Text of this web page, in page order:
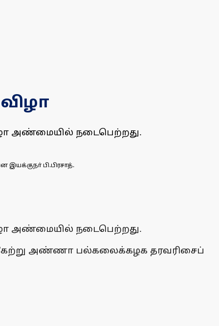
அண்மையில் நடைபெற்றது.
பி.பிரசாத்.
அண்மையில் நடைபெற்றது.
பங்கேற்று அண்ணா பல்கலைக்கழக தரவரிசைப்